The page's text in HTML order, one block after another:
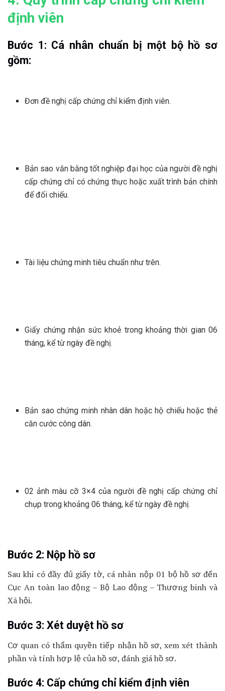
định viên
Bước 1: Cá nhân chuẩn bị một bộ hồ sơ
gồm:
Đơn đề nghị cấp chứng chỉ kiểm định viên.
Bản sao văn bằng tốt nghiệp đại học của người đề nghị
cấp chứng chỉ có chứng thực hoặc xuất trình bản chính
để đối chiếu.
Tài liệu chứng minh tiêu chuẩn như trên.
Giấy chứng nhận sức khoẻ trong khoảng thời gian 06
tháng, kể từ ngày đề nghị.
Bản sao chứng minh nhân dân hoặc hộ chiếu hoặc thẻ
căn cước công dân.
02 ảnh màu cỡ 3×4 của người đề nghị cấp chứng chỉ
chụp trong khoảng 06 tháng, kể từ ngày đề nghị.
Bước 2: Nộp hồ sơ
Sau khi có đầy đủ giấy tờ, cá nhân nộp 01 bộ hồ sơ đến
Cục An toàn lao động – Bộ Lao động – Thương binh và
Xã hội.
Bước 3: Xét duyệt hồ sơ
Cơ quan có thẩm quyền tiếp nhận hồ sơ, xem xét thành
phần và tính hợp lệ của hồ sơ, đánh giá hồ sơ.
Bước 4: Cấp chứng chỉ kiểm định viên